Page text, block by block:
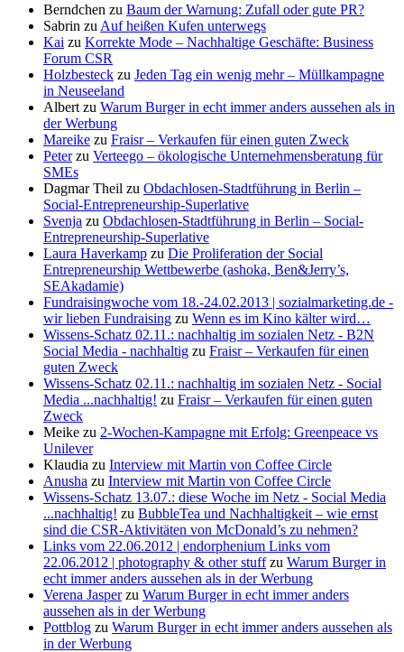
Berndchen zu Baum der Warnung: Zufall oder gute PR?
Sabrin zu Auf heißen Kufen unterwegs
Kai zu Korrekte Mode – Nachhaltige Geschäfte: Business
Forum CSR
Holzbesteck zu Jeden Tag ein wenig mehr – Müllkampagne
in Neuseeland
Albert zu Warum Burger in echt immer anders aussehen als in
der Werbung
Mareike zu Fraisr – Verkaufen für einen guten Zweck
Peterzu Verteego – ökologische Unternehmensberatung für
SMEs
Dagmar Theil zu Obdachlosen-Stadtführung in Berlin –
Social-Entrepreneurship-Superlative
Svenja zu Obdachlosen-Stadtführung in Berlin – Social-
Entrepreneurship-Superlative
Laura Haverkamp zu Die Proliferation der Social
Entrepreneurship Wettbewerbe (ashoka, Ben&Jerry’s,
SEAkadamie)
Fundraisingwoche vom 18.-24.02.2013 | sozialmarketing.de -
wir lieben Fundraising zu Wenn es im Kino kälter wird…
Wissens-Schatz 02.11.: nachhaltig im sozialen Netz - B2N
Social Media - nachhaltig zu Fraisr – Verkaufen für einen
guten Zweck
Wissens-Schatz 02.11.: nachhaltig im sozialen Netz - Social
Media ...nachhaltig! zu Fraisr – Verkaufen für einen guten
Zweck
Meike zu 2-Wochen-Kampagne mit Erfolg: Greenpeace vs
Unilever
Klaudia zu Interview mit Martin von Coffee Circle
Anusha zu Interview mit Martin von Coffee Circle
Wissens-Schatz 13.07.: diese Woche im Netz - Social Media
...nachhaltig! zu BubbleTea und Nachhaltigkeit – wie ernst
sind die CSR-Aktivitäten von McDonald’s zu nehmen?
Links vom 22.06.2012 | endorphenium Links vom
22.06.2012 | photography & other stuffzu Warum Burger in
echt immer anders aussehen als in der Werbung
Verena Jasperzu Warum Burger in echt immer anders
aussehen als in der Werbung
Pottblog zu Warum Burger in echt immer anders aussehen als
in der Werbung